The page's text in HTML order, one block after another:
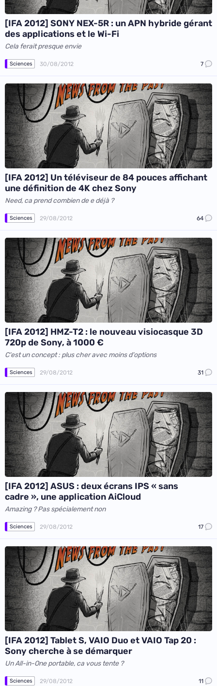
[IFA 2012] SONY NEX-5R : un APN hybride gérant
des applications et le Wi-Fi
Cela ferait presque envie
Sciences 30/08/2012 7
[IFA 2012] Un téléviseur de 84 pouces affichant
une définition de 4K chez Sony
Need, ca prend combien de e déjà ?
Sciences 29/08/2012 64
[IFA 2012] HMZ-T2 : le nouveau visiocasque 3D
720p de Sony, à 1000 €
C'est un concept : plus cher avec moins d'options
Sciences 29/08/2012 31
[IFA 2012] ASUS : deux écrans IPS « sans
cadre », une application AiCloud
Amazing ? Pas spécialement non
Sciences 29/08/2012 17
[IFA 2012] Tablet S, VAIO Duo et VAIO Tap 20 :
Sony cherche à se démarquer
Un All-in-One portable, ca vous tente ?
Sciences 29/08/2012 11